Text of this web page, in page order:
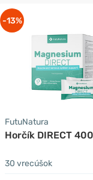
-13%
FutuNatura
Horčík DIRECT
30 vrecúšok